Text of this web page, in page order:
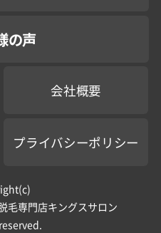
の声
会社概要
プライバシーポリシー
毛専門店キングスサロン